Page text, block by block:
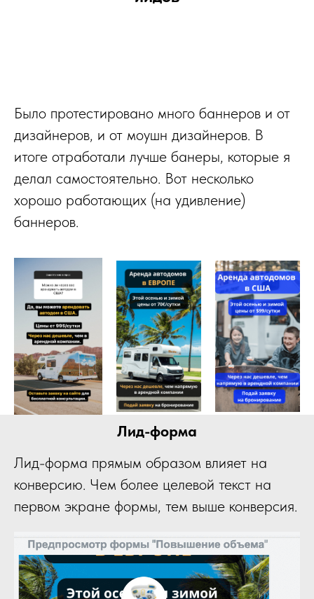
Было протестировано много баннеров и от
дизайнеров, и от моушн дизайнеров. В
итоге отработали лучше банеры, которые я
делал самостоятельно. Вот несколько
хорошо работающих (на удивление)
баннеров.
Лид-форма
Лид-форма прямым образом влияет на
конверсию. Чем более целевой текст на
первом экране формы, тем выше конверсия.